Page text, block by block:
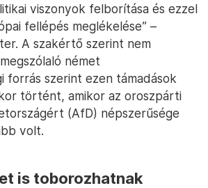
viszonyok felborítása és ezzel
fellépés meglékelése” –
A szakértő szerint nem
német
forrás szerint ezen támadások
történt, amikor az oroszpárti
(AfD) népszerűsége
volt.
is toborozhatnak